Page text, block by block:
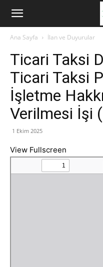
Ana Sayfa İlan ve Duyurular
Ticari Taksi
Ticari Taksi
İşletme
Verilmesi İşi
1 Ekim 2025
View Fullscreen